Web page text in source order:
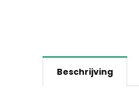
Beschrijving